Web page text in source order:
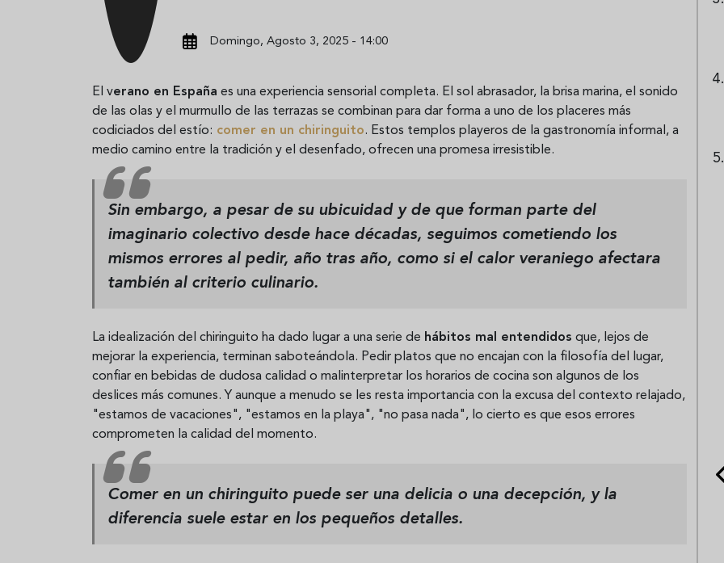
Domingo, Agosto 3, 2025 - 14:00
El verano en España es una experiencia sensorial completa. El sol abrasador, la brisa marina, el sonido
de las olas y el murmullo de las terrazas se combinan para dar forma a uno de los placeres más
codiciados del estío: comer en un chiringuito. Estos templos playeros de la gastronomía informal, a
medio camino entre la tradición y el desenfado, ofrecen una promesa irresistible.
Sin embargo, a pesar de su ubicuidad y de que forman parte del
imaginario colectivo desde hace décadas, seguimos cometiendo los
mismos errores al pedir, año tras año, como si el calor veraniego afectara
también al criterio culinario.
La idealización del chiringuito ha dado lugar a una serie de hábitos mal entendidos que, lejos de
mejorar la experiencia, terminan saboteándola. Pedir platos que no encajan con la filosofía del lugar,
confiar en bebidas de dudosa calidad o malinterpretar los horarios de cocina son algunos de los
deslices más comunes. Y aunque a menudo se les resta importancia con la excusa del contexto relajado,
"estamos de vacaciones", "estamos en la playa", "no pasa nada", lo cierto es que esos errores
comprometen la calidad del momento.
Comer en un chiringuito puede ser una delicia o una decepción, y la
diferencia suele estar en los pequeños detalles.